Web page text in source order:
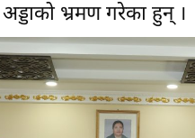
भ्रमण गरेका हुन् ।